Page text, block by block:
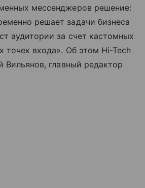
мессенджеров решение:
решает задачи бизнеса
аудитории за счет кастомных
точек входа». Об этом Hi-Tech
Вильянов, главный редактор